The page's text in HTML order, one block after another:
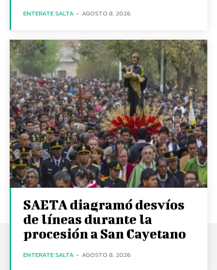
ENTERATE SALTA - AGOSTO 8, 2026
SAETA diagramó desvíos
de líneas durante la
procesión a San Cayetano
ENTERATE SALTA - AGOSTO 8, 2026